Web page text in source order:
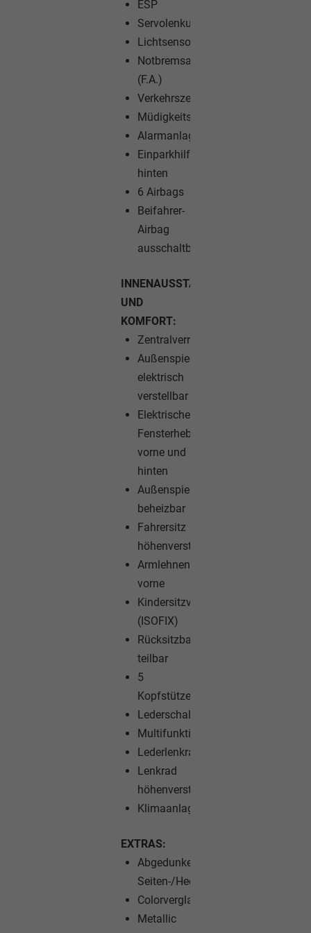
ESP
Servolenkung
Lichtsensor
Notbremsassistent
(F.A.)
Verkehrszeichenerkennung
Müdigkeitswarner
Alarmanlage
Einparkhilfe
hinten
6 Airbags
Beifahrer-
Airbag
ausschaltbar
INNENAUSSTATTUNG
UND
KOMFORT:
Zentralverriegelung
Außenspiegel
elektrisch
verstellbar
Elektrische
Fensterheber
vorne und
hinten
Außenspiegel
beheizbar
Fahrersitz
höhenverstellbar
Armlehnen
vorne
Kindersitzvorbereitung
(ISOFIX)
Rücksitzbank
teilbar
5
Kopfstützen
Lederschalthebel
Multifunktionslenkrad
Lederlenkrad
Lenkrad
höhenverstellbar
Klimaanlage
EXTRAS:
Abgedunkelte
Seiten-/Heckscheibe
Colorverglasung
Metallic